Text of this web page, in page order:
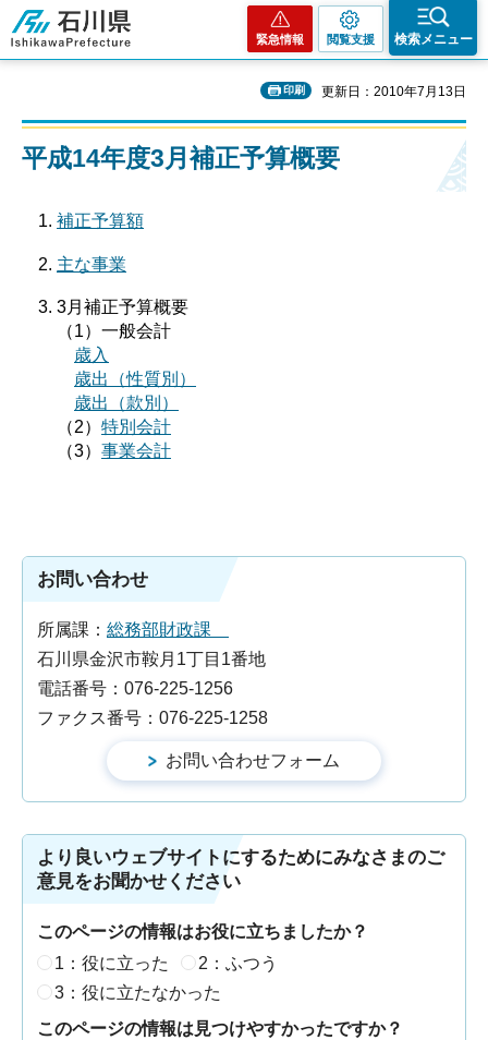
石川県
緊急情報 閲覧支援 検索メニュー
印刷 更新日：2010年7月13日
平成14年度3月補正予算概要
補正予算額
主な事業
3月補正予算概要
（1）一般会計
歳入
歳出（性質別）
歳出（款別）
（2） 特別会計
（3） 事業会計
お問い合わせ
所属課： 総務部財政課
石川県金沢市鞍月1丁目1番地
電話番号：076-225-1256
ファクス番号：076-225-1258
より良いウェブサイトにするためにみなさまのご
意見をお聞かせください
このページの情報はお役に立ちましたか？
1：役に立った
2：ふつう
3：役に立たなかった
このページの情報は見つけやすかったですか？